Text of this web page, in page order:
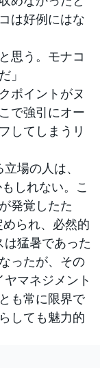
は好例にはな
思う。モナコ
」
ポイントがヌ
で強引にオー
してしまうリ
場の人は、
しれない。こ
発覚したた
られ、必然的
猛暑であった
ったが、その
マネジメント
も常に限界で
しても魅力的